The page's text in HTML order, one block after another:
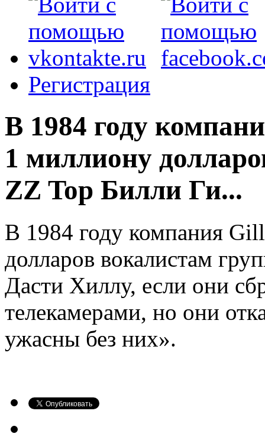
Регистрация
В 1984 году
1 миллиону
ZZ Top Билли Ги...
В 1984 году компания
долларов вокалистам
Дасти Хиллу, если они
телекамерами, но они
ужасны без них».